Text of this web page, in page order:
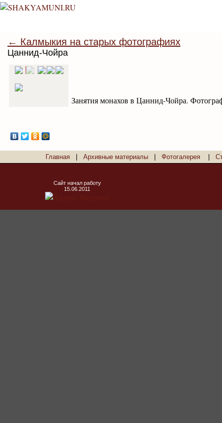
← Калмыкия на старых фотографиях
Цаннид-Чойра
Занятия монахов в Цаннид-Чойра.
Главная Архивные материалы Фотогалерея
Сайт начал работу
15.06.2011